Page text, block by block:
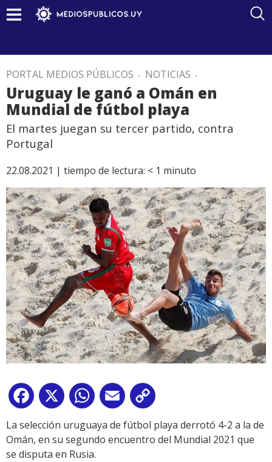
PORTAL MEDIOS PÚBLICOS . NOTICIAS .
Uruguay le ganó a Omán en
Mundial de fútbol playa
El martes juegan su tercer partido, contra
Portugal
22.08.2021 | tiempo de lectura: < 1 minuto
Facebook
X WhatsApp
Email
Link
La selección uruguaya de fútbol playa derrotó 4-2 a la de
Omán, en su segundo encuentro del Mundial 2021 que
se disputa en Rusia.